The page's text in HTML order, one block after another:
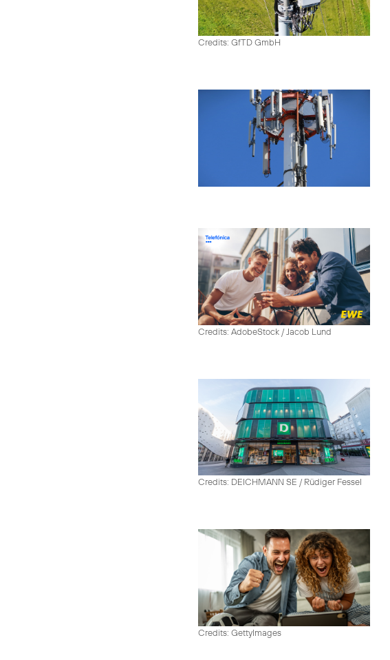
Credits: GfTD GmbH
Credits: AdobeStock / Jacob Lund
Credits: DEICHMANN SE / Rüdiger Fessel
Credits: GettyImages